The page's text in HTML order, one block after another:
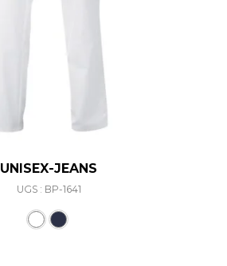
UNISEX-JEANS
UGS : BP-1641